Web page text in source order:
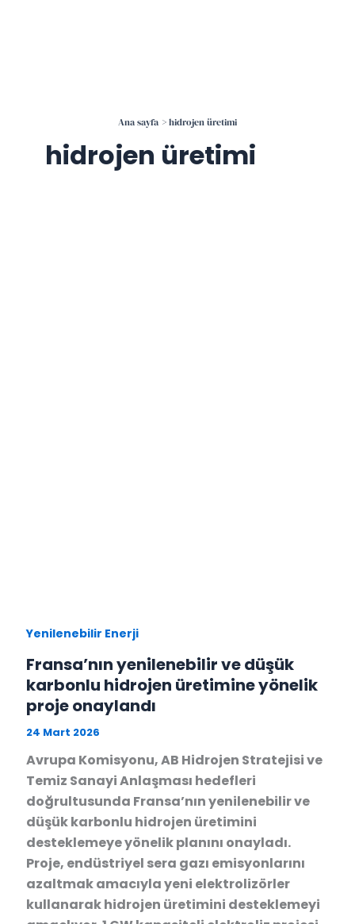
Ana sayfa hidrojen üretimi
hidrojen üretimi
Yenilenebilir Enerji
Fransa’nın yenilenebilir ve düşük
karbonlu hidrojen üretimine yönelik
proje onaylandı
24 Mart 2026
Avrupa Komisyonu, AB Hidrojen Stratejisi ve
Temiz Sanayi Anlaşması hedefleri
doğrultusunda Fransa’nın yenilenebilir ve
düşük karbonlu hidrojen üretimini
desteklemeye yönelik planını onayladı.
Proje, endüstriyel sera gazı emisyonlarını
azaltmak amacıyla yeni elektrolizörler
kullanarak hidrojen üretimini desteklemeyi